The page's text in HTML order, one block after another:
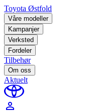
Toyota Østfold
Våre modeller
Kampanjer
Verksted
Fordeler
Tilbehør
Om oss
Aktuelt
perm_identity